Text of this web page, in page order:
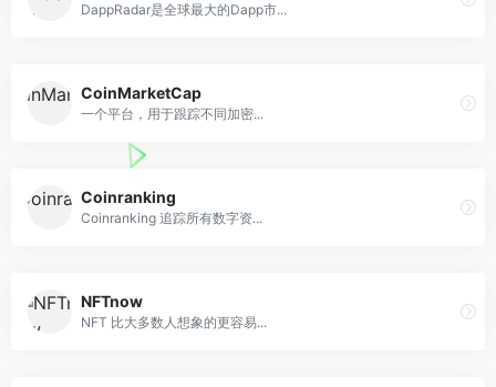
DappRadar是全球最大的Dapp市...
CoinMarketCap
一个平台，用于跟踪不同加密...
Coinranking
Coinranking 追踪所有数字资...
NFTnow
NFT 比大多数人想象的更容易...